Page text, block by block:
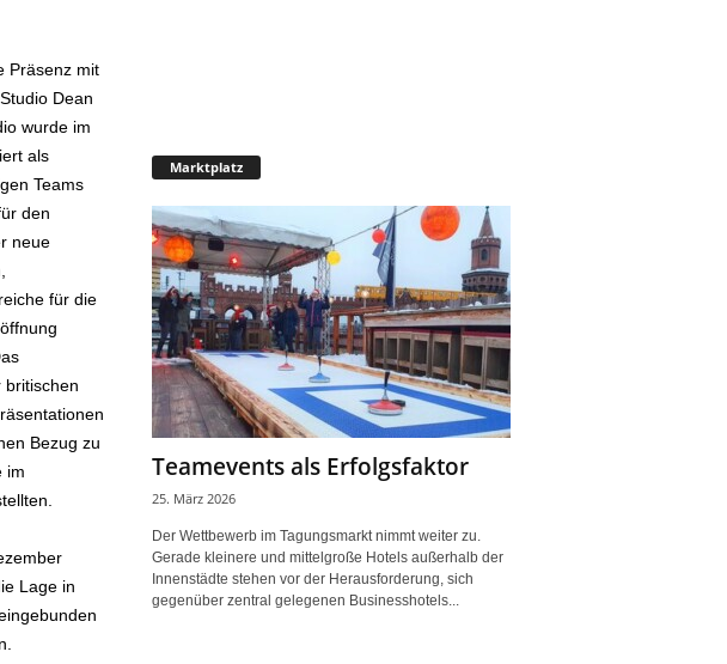
Präsenz mit
Dean
wurde im
als
Teams
den
neue
für die
britischen
Bezug zu
im
Lage in
Marktplatz
Teamevents als Erfolgsfaktor
25. März 2026
Der Wettbewerb im Tagungsmarkt nimmt weiter zu.
Gerade kleinere und mittelgroße Hotels außerhalb der
Innenstädte stehen vor der Herausforderung, sich
gegenüber zentral gelegenen Businesshotels...